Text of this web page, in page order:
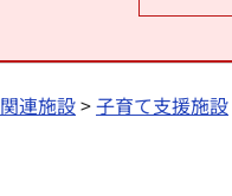
連施設>子育て支援施設